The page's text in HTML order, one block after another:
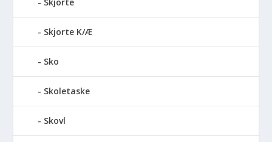
Skjorte K/Æ
Sko
Skoletaske
Skovl